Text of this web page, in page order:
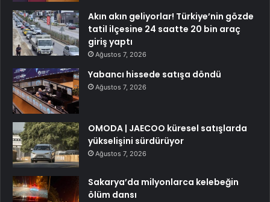
Akın akın geliyorlar! Türkiye’nin gözde
tatil ilçesine 24 saatte 20 bin araç
giriş yaptı
Ağustos 7, 2026
Yabancı hissede satışa döndü
Ağustos 7, 2026
OMODA | JAECOO küresel satışlarda
yükselişini sürdürüyor
Ağustos 7, 2026
Sakarya’da milyonlarca kelebeğin
ölüm dansı